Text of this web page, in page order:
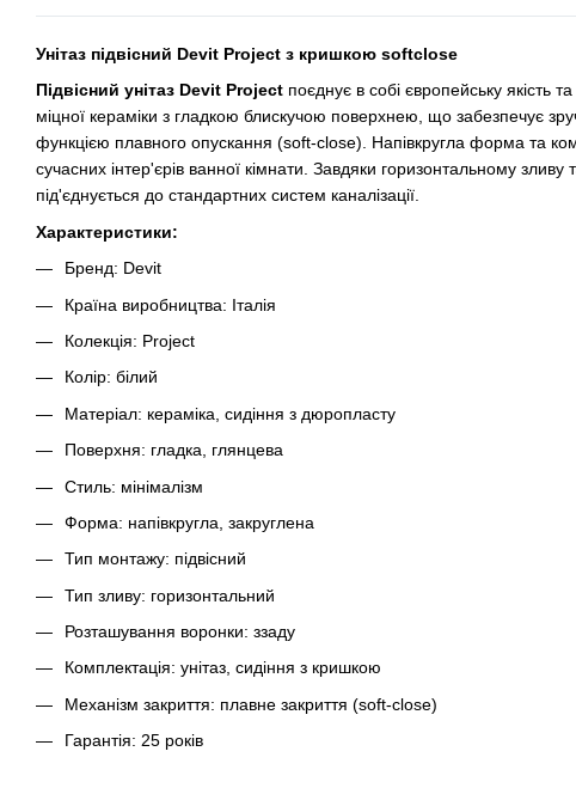
Унітаз підвісний Devit Project з кришкою softclose
Підвісний унітаз Devit Project поєднує в собі європейську якість
міцної кераміки з гладкою блискучою поверхнею, що забезпечує
функцією плавного опускання (soft-close). Напівкругла форма та
сучасних інтер'єрів ванної кімнати. Завдяки горизонтальному
під'єднується до стандартних систем каналізації.
Характеристики:
Бренд: Devit
Країна виробництва: Італія
Колекція: Project
Колір: білий
Матеріал: кераміка, сидіння з дюропласту
Поверхня: гладка, глянцева
Стиль: мінімалізм
Форма: напівкругла, закруглена
Тип монтажу: підвісний
Тип зливу: горизонтальний
Розташування воронки: ззаду
Комплектація: унітаз, сидіння з кришкою
Механізм закриття: плавне закриття (soft-close)
Гарантія: 25 років